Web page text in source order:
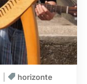
horizonte